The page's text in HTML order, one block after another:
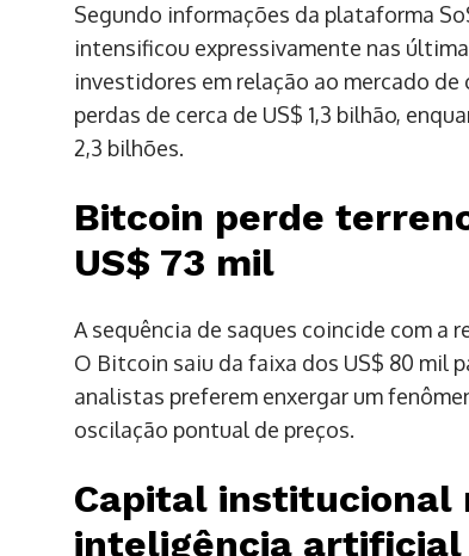
Segundo informações da plataforma
intensificou expressivamente nas
investidores em relação ao mercado
perdas de cerca de US$ 1,3 bilhão,
2,3 bilhões.
Bitcoin perde
US$ 73 mil
A sequência de saques coincide com a
O Bitcoin saiu da faixa dos US$ 80 mil
analistas preferem enxergar um
oscilação pontual de preços.
Capital institucional
inteligência artificial